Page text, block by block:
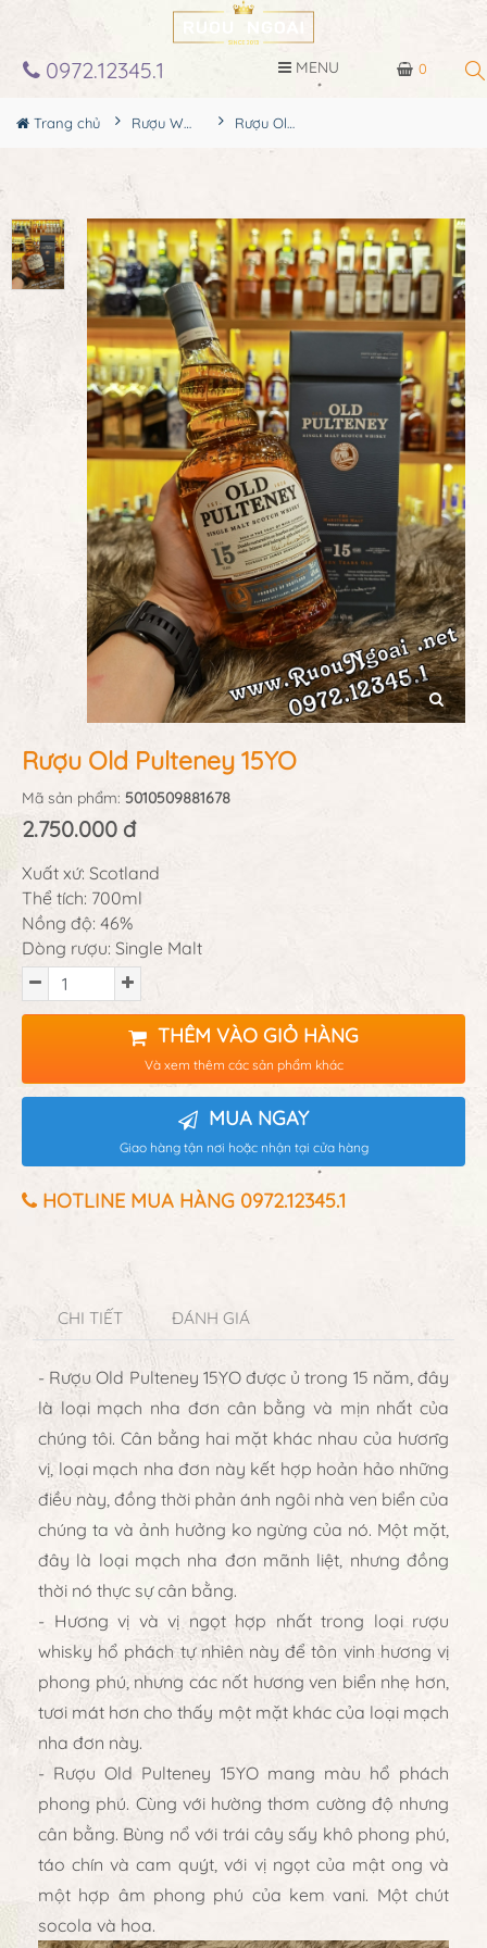
0
0972.12345.1 MENU
Trang chủ Rượu Whisky Rượu Old Pulteney 15YO
Rượu Old Pulteney 15YO
Mã sản phẩm: 5010509881678
2.750.000 đ
Xuất xứ: Scotland
Thể tích: 700ml
Nồng độ: 46%
Dòng rượu: Single Malt
THÊM VÀO GIỎ HÀNG
Và xem thêm các sản phẩm khác
MUA NGAY
Giao hàng tận nơi hoặc nhận tại cửa hàng
HOTLINE MUA HÀNG 0972.12345.1
CHI TIẾT ĐÁNH GIÁ
- Rượu Old Pulteney 15YO được ủ trong 15 năm, đây
là loại mạch nha đơn cân bằng và mịn nhất của
chúng tôi. Cân bằng hai mặt khác nhau của hương
vị, loại mạch nha đơn này kết hợp hoản hảo những
điều này, đồng thời phản ánh ngôi nhà ven biển của
chúng ta và ảnh hưởng ko ngừng của nó. Một mặt,
đây là loại mạch nha đơn mãnh liệt, nhưng đồng
thời nó thực sự cân bằng.
- Hương vị và vị ngọt hợp nhất trong loại rượu
whisky hổ phách tự nhiên này để tôn vinh hương vị
phong phú, nhưng các nốt hương ven biển nhẹ hơn,
tươi mát hơn cho thấy một mặt khác của loại mạch
nha đơn này.
- Rượu Old Pulteney 15YO mang màu hổ phách
phong phú. Cùng với hường thơm cường độ nhưng
cân bằng. Bùng nổ với trái cây sấy khô phong phú,
táo chín và cam quýt, với vị ngọt của mật ong và
một hợp âm phong phú của kem vani. Một chút
socola và hoa.